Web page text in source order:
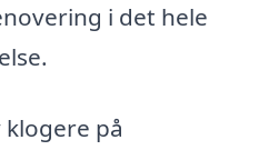
i det hele
på